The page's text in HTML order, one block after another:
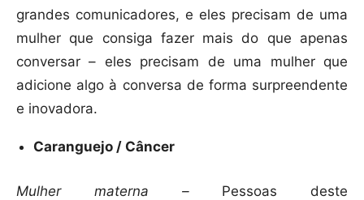
grandes comunicadores, e eles precisam de uma
mulher que consiga fazer mais do que apenas
conversar – eles precisam de uma mulher que
adicione algo à conversa de forma surpreendente
e inovadora.
Caranguejo / Câncer
Mulher materna – Pessoas deste